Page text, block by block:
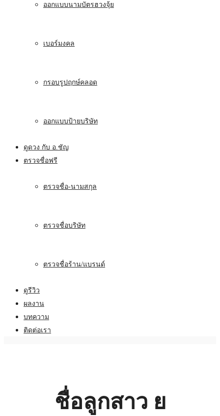
ออกแบบนามบัตรฮวงจุ้ย
เบอร์มงคล
กรอบรูปฤกษ์คลอด
ออกแบบป้ายบริษัท
ดูดวง กับ อ.ชัญ
ตรวจชื่อฟรี
ตรวจชื่อ-นามสกุล
ตรวจชื่อบริษัท
ตรวจชื่อร้าน/แบรนด์
ดูรีวิว
ผลงาน
บทความ
ติดต่อเรา
ชื่อลูกสาว ย